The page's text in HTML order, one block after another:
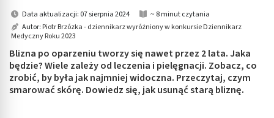
submenu: Kosmetyki
submenu: Higiena
submenu: Sprzęt medyczny
submenu: Intymne
Data aktualizacji: 07 sierpnia 2024
~ 8 minut czytania
Autor: Piotr Brzózka - dziennikarz wyróżniony w konkursie Dziennikarz
Medyczny Roku 2023
Blizna po oparzeniu tworzy się nawet przez 2 lata. Jaka
będzie? Wiele zależy od leczenia i pielęgnacji. Zobacz, co
zrobić, by była jak najmniej widoczna. Przeczytaj, czym
smarować skórę. Dowiedz się, jak usunąć starą bliznę.